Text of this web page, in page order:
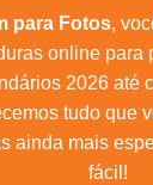
para Fotos,
online para
2026 até
tudo que
ainda mais
fácil!